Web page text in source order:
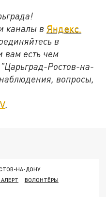
каналы в Яндекс.
в
вам есть чем
Ростов-на-
вопросы,
.
НА-ДОНУ
ВОЛОНТЁРЫ